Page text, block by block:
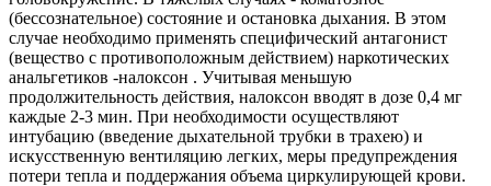
(бессознательное) состояние и остановка дыхания. В этом
случае необходимо применять специфический антагонист
(вещество с противоположным действием) наркотических
анальгетиков -налоксон . Учитывая меньшую
продолжительность действия, налоксон вводят в дозе 0,4 мг
каждые 2-3 мин. При необходимости осуществляют
интубацию (введение дыхательной трубки в трахею) и
искусственную вентиляцию легких, меры предупреждения
потери тепла и поддержания объема циркулирующей крови.